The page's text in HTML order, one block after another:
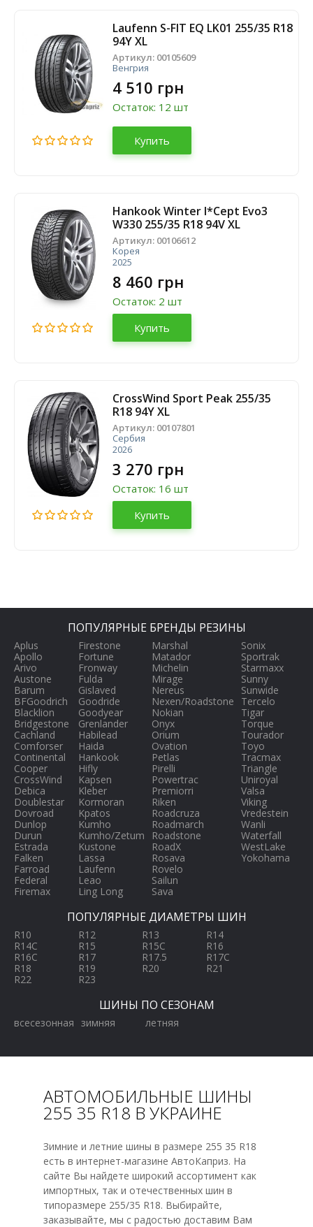
Laufenn S-FIT EQ LK01 255/35 R18
94Y XL
Артикул: 00105609
Венгрия
4 510 грн
Остаток: 12 шт
Купить
Hankook Winter I*Cept Evo3
W330 255/35 R18 94V XL
Артикул: 00106612
Корея
2025
8 460 грн
Остаток: 2 шт
Купить
CrossWind Sport Peak 255/35
R18 94Y XL
Артикул: 00107801
Сербия
2026
3 270 грн
Остаток: 16 шт
Купить
ПОПУЛЯРНЫЕ БРЕНДЫ РЕЗИНЫ
Aplus
Apollo
Arivo
Austone
Barum
BFGoodrich
Blacklion
Bridgestone
Cachland
Comforser
Continental
Cooper
CrossWind
Debica
Doublestar
Dovroad
Dunlop
Durun
Estrada
Falken
Farroad
Federal
Firemax
Firestone
Fortune
Fronway
Fulda
Gislaved
Goodride
Goodyear
Grenlander
Habilead
Haida
Hankook
Hifly
Kapsen
Kleber
Kormoran
Kpatos
Kumho
Kumho/Zetum
Kustone
Lassa
Laufenn
Leao
Ling Long
Marshal
Matador
Michelin
Mirage
Nereus
Nexen/Roadstone
Nokian
Onyx
Orium
Ovation
Petlas
Pirelli
Powertrac
Premiorri
Riken
Roadcruza
Roadmarch
Roadstone
RoadX
Rosava
Rovelo
Sailun
Sava
Sonix
Sportrak
Starmaxx
Sunny
Sunwide
Tercelo
Tigar
Torque
Tourador
Toyo
Tracmax
Triangle
Uniroyal
Valsa
Viking
Vredestein
Wanli
Waterfall
WestLake
Yokohama
ПОПУЛЯРНЫЕ ДИАМЕТРЫ ШИН
R10 R12 R13
R14
R14C
R15 R15C
R16
R16C
R17 R17.5
R17C
R18
R19 R20
R21
R22
R23
ШИНЫ ПО СЕЗОНАМ
всесезонная зимняя летняя
АВТОМОБИЛЬНЫЕ ШИНЫ
255 35 R18 В УКРАИНЕ
Зимние и летние шины в размере 255 35 R18
есть в интернет-магазине АвтоКаприз. На
сайте Вы найдете широкий ассортимент как
импортных, так и отечественных шин в
типоразмере 255/35 R18. Выбирайте,
заказывайте, мы с радостью доставим Вам